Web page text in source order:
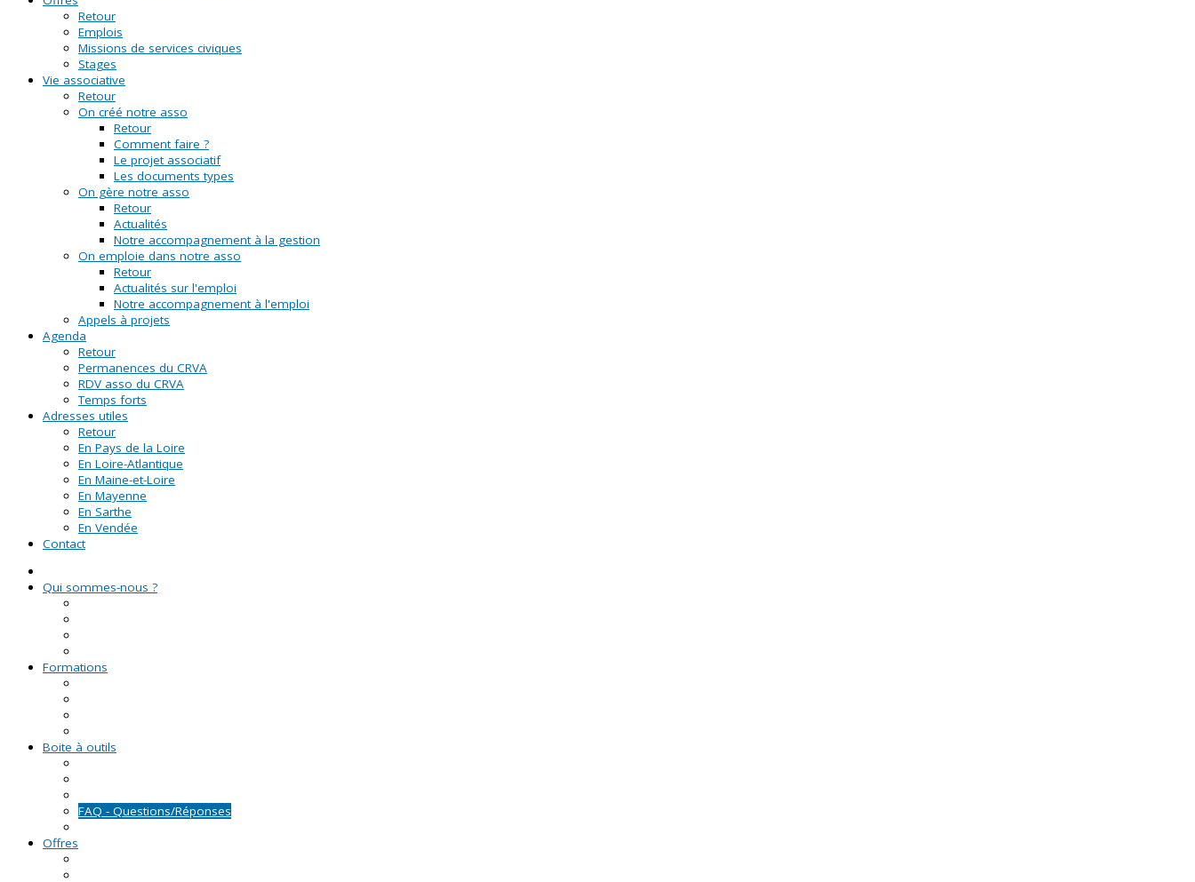
Retour
Emplois
Missions de services civiques
Stages
Vie associative
Retour
On créé notre asso
Retour
Comment faire ?
Le projet associatif
Les documents types
On gère notre asso
Retour
Actualités
Notre accompagnement à la gestion
On emploie dans notre asso
Retour
Actualités sur l'emploi
Notre accompagnement à l'emploi
Appels à projets
Agenda
Retour
Permanences du CRVA
RDV asso du CRVA
Temps forts
Adresses utiles
Retour
En Pays de la Loire
En Loire-Atlantique
En Maine-et-Loire
En Mayenne
En Sarthe
En Vendée
Contact
Qui sommes-nous ?
Formations
Boite à outils
FAQ - Questions/Réponses
Offres